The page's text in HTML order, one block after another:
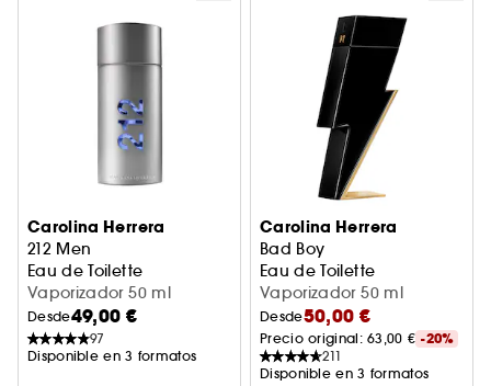
Carolina Herrera
212 Men
Eau de Toilette
Vaporizador 50 ml
Desde49,00 €
97
Disponible en 3 formatos
Carolina Herrera
Bad Boy
Eau de Toilette
Vaporizador 50 ml
Desde50,00 €
Precio original: 63,00 € -20%
211
Disponible en 3 formatos